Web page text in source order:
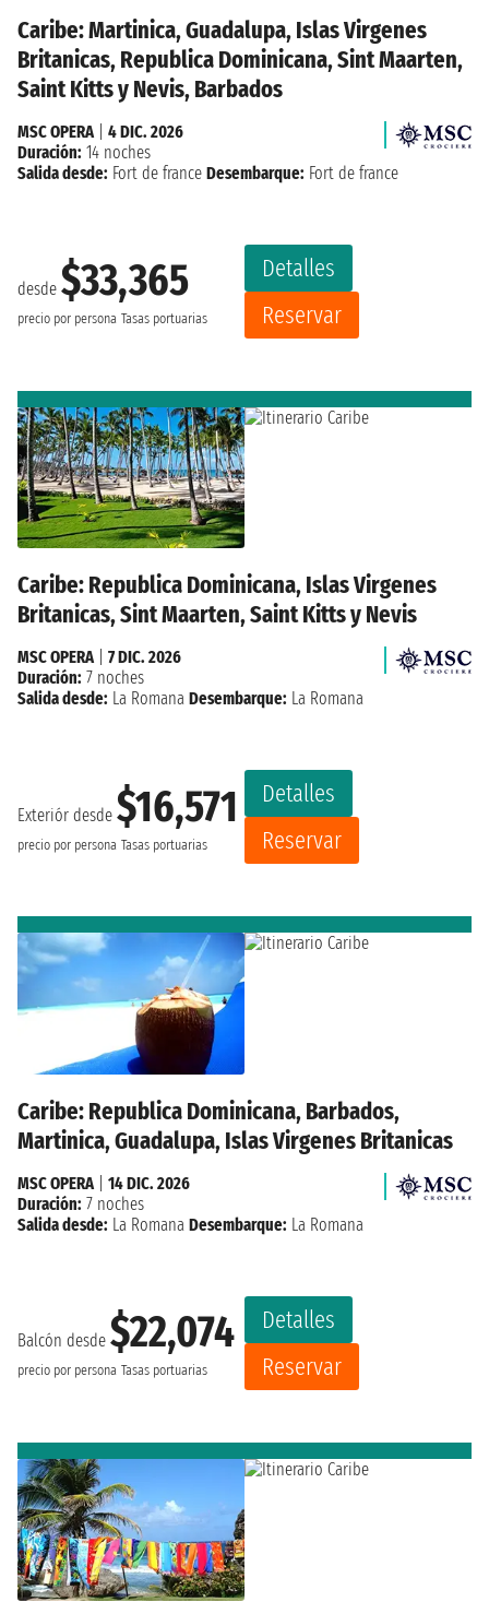
Caribe: Martinica, Guadalupa, Islas Virgenes
Britanicas, Republica Dominicana, Sint Maarten,
Saint Kitts y Nevis, Barbados
desde $33,365
precio por persona Tasas portuarias
Detalles
Reservar
MSC OPERA| 4 DIC. 2026
Duración: 14 noches
Salida desde: Fort de france Desembarque: Fort de france
Caribe: Republica Dominicana, Islas Virgenes
Britanicas, Sint Maarten, Saint Kitts y Nevis
Exteriór desde $16,571
precio por persona Tasas portuarias
Detalles
Reservar
MSC OPERA| 7 DIC. 2026
Duración: 7 noches
Salida desde: La Romana Desembarque: La Romana
Caribe: Republica Dominicana, Barbados,
Martinica, Guadalupa, Islas Virgenes Britanicas
Balcón desde $22,074
precio por persona Tasas portuarias
Detalles
Reservar
MSC OPERA| 14 DIC. 2026
Duración: 7 noches
Salida desde: La Romana Desembarque: La Romana